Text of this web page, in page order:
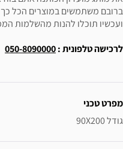
ברובם משתמשים במוצרים הכל כך
ועכשיו תוכלו להנות מהשלמות
לרכישה טלפונית :050-8090000
מפרט טכני
גודל 90X200